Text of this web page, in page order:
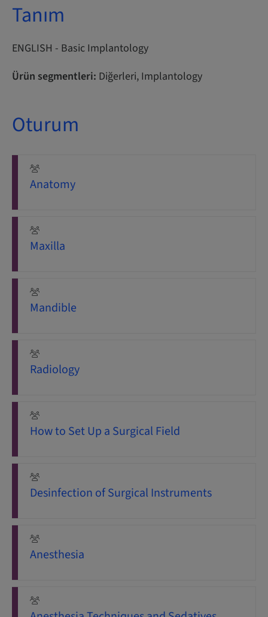
Tanım
ENGLISH - Basic Implantology
Ürün segmentleri: Diğerleri, Implantology
Oturum
Anatomy
Maxilla
Mandible
Radiology
How to Set Up a Surgical Field
Desinfection of Surgical Instruments
Anesthesia